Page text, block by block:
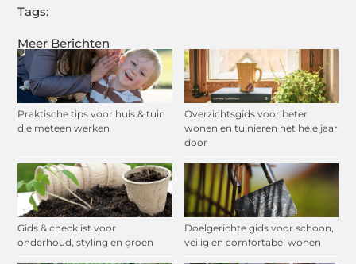
Meer Berichten
Praktische tips voor huis & tuin
die meteen werken
Overzichtsgids voor beter
wonen en tuinieren het hele jaar
door
Gids & checklist voor
onderhoud, styling en groen
Doelgerichte gids voor schoon,
veilig en comfortabel wonen
Tags: